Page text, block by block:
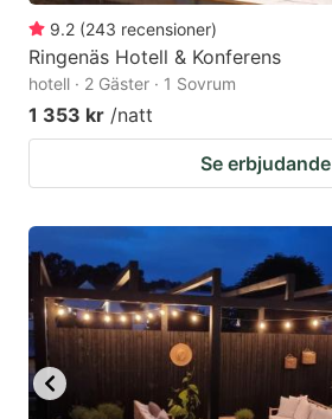
changing
dates.
9.2 (243 recensioner)
Ringenäs Hotell & Konferens
hotell · 2 Gäster · 1 Sovrum
1 353 kr /natt
Se erbjudande